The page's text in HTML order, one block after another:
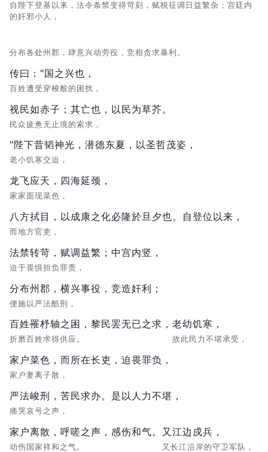
自陛下登基以来，法令条禁变得苛刻，赋税征调日益繁杂；宫廷内
的奸邪小人，
分布各处州郡，肆意兴动劳役，竞相贪求暴利。
传曰："国之兴也，
百姓遭受穿梭般的困扰，
视民如赤子；其亡也，以民为草芥。
民众疲惫无止境的索求，
"陛下昔韬神光，潜德东夏，以圣哲茂姿，
老小饥寒交迫，
龙飞应天，四海延颈，
家家面现菜色，
八方拭目，以成康之化必隆於旦夕也。自登位以来，
而地方官吏，
法禁转苛，赋调益繁；中宫内竖，
迫于畏惧担负罪责，
分布州郡，横兴事役，竞造奸利；
便施以严法酷刑，
百姓罹杼轴之困，黎民罢无已之求，
折磨百姓求得供应。
老幼饥寒，
故此民力不堪承受，
家户菜色，而所在长吏，迫畏罪负，
家户妻离子散，
严法峻刑，苦民求办。是以人力不堪，
痛哭哀号之声，
家户离散，呼嗟之声，感伤和气。
动伤国家祥和之气。
又江边戍兵，
又长江沿岸的守卫军队，